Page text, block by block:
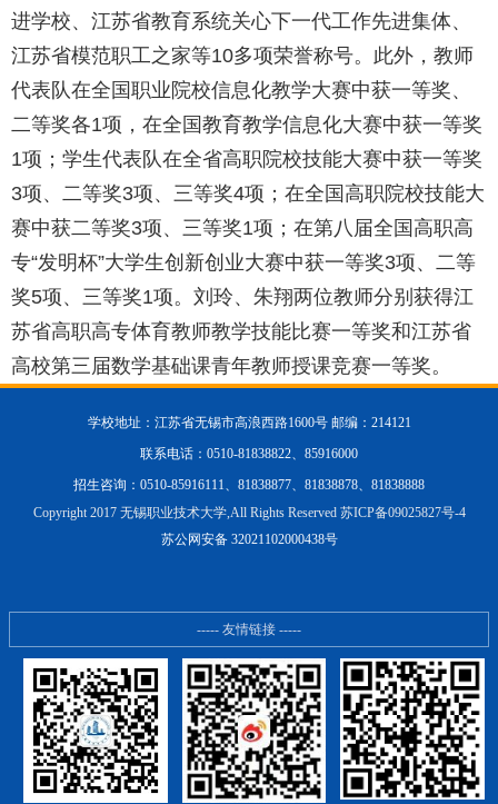
进学校、江苏省教育系统关心下一代工作先进集体、
江苏省模范职工之家等10多项荣誉称号。此外，教师
代表队在全国职业院校信息化教学大赛中获一等奖、
二等奖各1项，在全国教育教学信息化大赛中获一等奖
1项；学生代表队在全省高职院校技能大赛中获一等奖
3项、二等奖3项、三等奖4项；在全国高职院校技能大
赛中获二等奖3项、三等奖1项；在第八届全国高职高
专“发明杯”大学生创新创业大赛中获一等奖3项、二等
奖5项、三等奖1项。刘玲、朱翔两位教师分别获得江
苏省高职高专体育教师教学技能比赛一等奖和江苏省
高校第三届数学基础课青年教师授课竞赛一等奖。
学校地址：江苏省无锡市高浪西路1600号 邮编：214121
联系电话：0510-81838822、85916000
招生咨询：0510-85916111、81838877、81838878、81838888
Copyright 2017 无锡职业技术大学,All Rights Reserved 苏ICP备09025827号-4
苏公网安备 32021102000438号
----- 友情链接 -----